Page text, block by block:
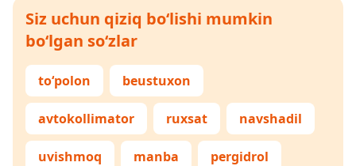
Siz uchun qiziq bo‘lishi mumkin
bo‘lgan so‘zlar
to‘polon beustuxon
avtokollimator ruxsat navshadil
uvishmoq manba pergidrol